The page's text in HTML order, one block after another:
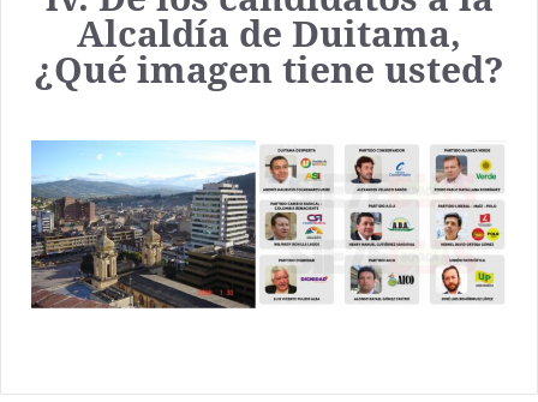
Alcaldía de Duitama,
¿Qué imagen tiene usted?